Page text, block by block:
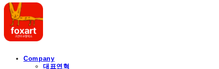
Company
대표연혁